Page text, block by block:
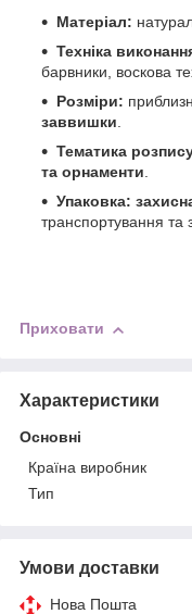
Матеріал:
Техніка
барвники, воскова
Розміри:
заввишки
Тематика
та орнаменти
Упаковка:
транспортування та
Приховати
Характеристики
Основні
Країна виробник
Тип
Умови доставки
Нова Пошта